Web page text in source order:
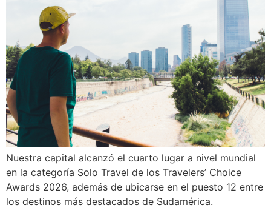
Nuestra capital alcanzó el cuarto lugar a nivel mundial
en la categoría Solo Travel de los Travelers’ Choice
Awards 2026, además de ubicarse en el puesto 12 entre
los destinos más destacados de Sudamérica.